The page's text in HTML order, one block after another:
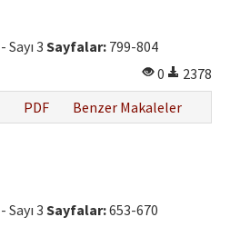
3 Sayfalar: 799-804
0
2378
PDF Benzer Makaleler
3 Sayfalar:653-670